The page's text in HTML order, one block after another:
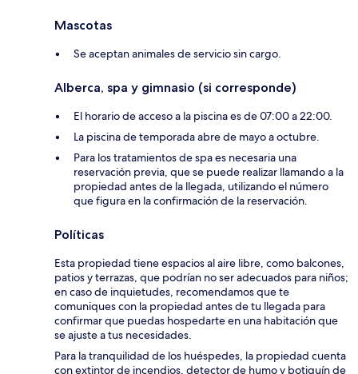
Mascotas
Se aceptan animales de servicio sin cargo.
Alberca, spa y gimnasio (si corresponde)
El horario de acceso a la piscina es de 07:00 a 22:00.
La piscina de temporada abre de mayo a octubre.
Para los tratamientos de spa es necesaria una
reservación previa, que se puede realizar llamando a la
propiedad antes de la llegada, utilizando el número
que figura en la confirmación de la reservación.
Políticas
Esta propiedad tiene espacios al aire libre, como balcones,
patios y terrazas, que podrían no ser adecuados para niños;
en caso de inquietudes, recomendamos que te
comuniques con la propiedad antes de tu llegada para
confirmar que puedas hospedarte en una habitación que
se ajuste a tus necesidades.
Para la tranquilidad de los huéspedes, la propiedad cuenta
con extintor de incendios, detector de humo y botiquín de